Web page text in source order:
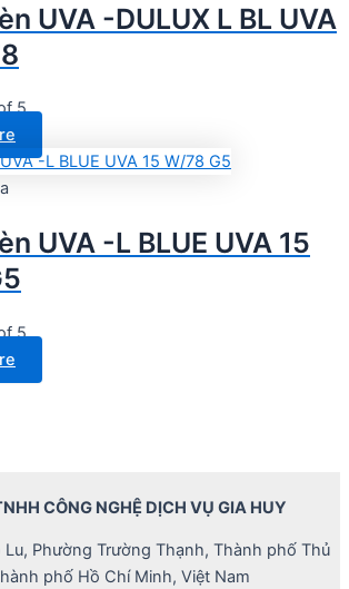
UVA -DULUX L BL UVA
5
UVA -L BLUE UVA 15
5
CÔNG NGHỆ DỊCH VỤ GIA HUY
Phường Trường Thạnh, Thành phố Thủ
phố Hồ Chí Minh, Việt Nam